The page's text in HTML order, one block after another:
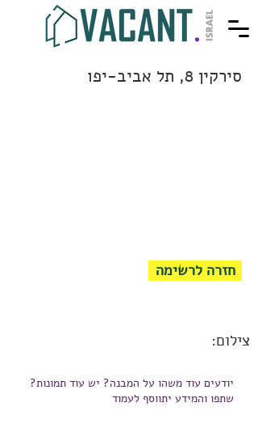
סירקין 8, תל אביב-יפו
חזרה לרשימה
צילום:
יודעים עוד משהו על המבנה? יש עוד תמונות?
שתפו והמידע יתווסף לעמוד